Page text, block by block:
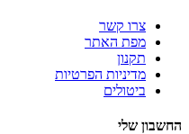
צרו קשר
מפת האתר
תקנון
מדיניות הפרטיות
ביטולים
החשבון שלי